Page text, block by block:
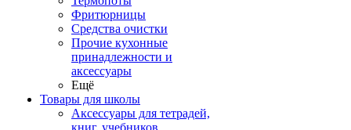
Фритюрницы
Средства очистки
Прочие кухонные
принадлежности и
аксессуары
Ещё
Товары для школы
Аксессуары для тетрадей,
книг, учебников